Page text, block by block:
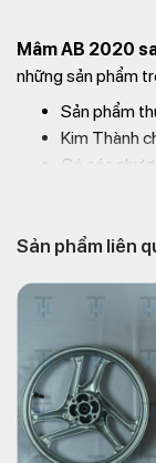
Mâm AB 2020
những sản phẩm
Sản phẩm
Kim Thành
Có các
Thành để được
Số
Hotline:
Email:
Website:
Sản phẩm liên